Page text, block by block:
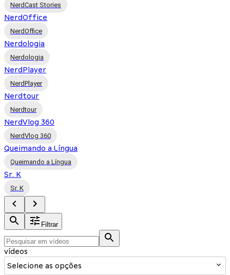
NerdCast Stories
NerdOffice
NerdOffice
Nerdologia
Nerdologia
NerdPlayer
NerdPlayer
Nerdtour
Nerdtour
NerdVlog 360
NerdVlog 360
Queimando a Língua
Queimando a Língua
Sr. K
Sr. K
Filtrar
vídeos
Selecione as opções